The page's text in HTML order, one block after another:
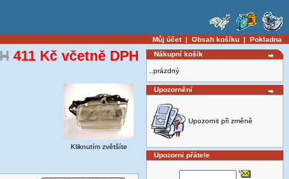
Můj účet| Obsah košíku | Pokladna
411 Kč včetně DPH
Kliknutím zvětšíte
Nákupní košík
..prázdný
Upozornění
Upozornit při změně
Upozorni přátele